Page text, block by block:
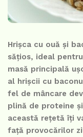
Hrișca cu ouă și
sățios, ideal
masă principală
al hrișcii cu
fel de mâncare
plină de proteine
această rețetă îți
față provocărilor